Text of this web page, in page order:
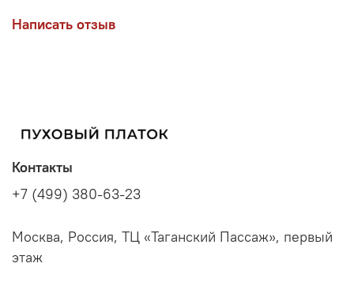
Написать отзыв
Контакты
+7 (499) 380-63-23
Москва, Россия, ТЦ «Таганский Пассаж», первый
этаж